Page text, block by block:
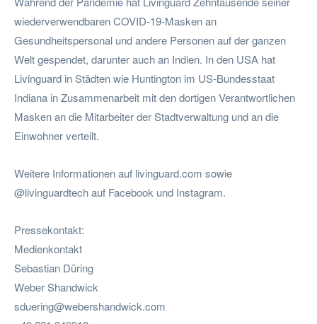
wiederverwendbaren COVID-19-Masken an
Gesundheitspersonal und andere Personen auf der ganzen
Welt gespendet, darunter auch an Indien. In den USA hat
Livinguard in Städten wie Huntington im US-Bundesstaat
Indiana in Zusammenarbeit mit den dortigen Verantwortlichen
Masken an die Mitarbeiter der Stadtverwaltung und an die
Einwohner verteilt.
Weitere Informationen auf livinguard.com sowie
@livinguardtech auf Facebook und Instagram.
Pressekontakt:
Medienkontakt
Sebastian Düring
Weber Shandwick
sduering@webershandwick.com